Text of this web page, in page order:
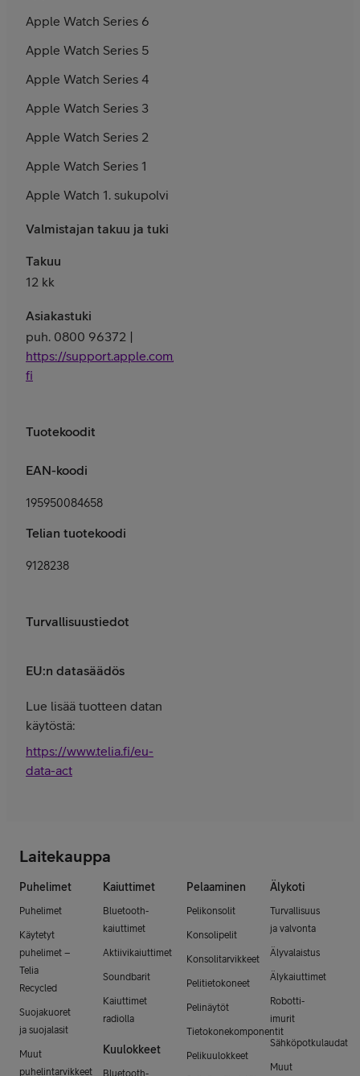
Apple Watch Series 6
Apple Watch Series 5
Apple Watch Series 4
Apple Watch Series 3
Apple Watch Series 2
Apple Watch Series 1
Apple Watch 1. sukupolvi
Valmistajan takuu ja tuki
Takuu
12 kk
Asiakastuki
puh. 0800 96372 |
https://support.apple.com/fi-
fi
Tuotekoodit
EAN-koodi
195950084658
Telian tuotekoodi
9128238
Turvallisuustiedot
EU:n datasäädös
Lue lisää tuotteen datan
käytöstä:
https://www.telia.fi/eu-
data-act
Laitekauppa
Puhelimet
Puhelimet
Käytetyt
puhelimet –
Telia
Recycled
Suojakuoret
ja suojalasit
Muut
puhelintarvikkeet
Kaiuttimet
Bluetooth-
kaiuttimet
Aktiivikaiuttimet
Soundbarit
Kaiuttimet
radiolla
Kuulokkeet
Bluetooth-
Pelaaminen
Pelikonsolit
Konsolipelit
Konsolitarvikkeet
Pelitietokoneet
Pelinäytöt
Tietokonekomponentit
Pelikuulokkeet
Älykoti
Turvallisuus
ja valvonta
Älyvalaistus
Älykaiuttimet
Robotti-
imurit
Sähköpotkulaudat
Muut